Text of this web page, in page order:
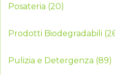
Posateria (20)
Prodotti Biodegradabili
Pulizia e Detergenza (89)